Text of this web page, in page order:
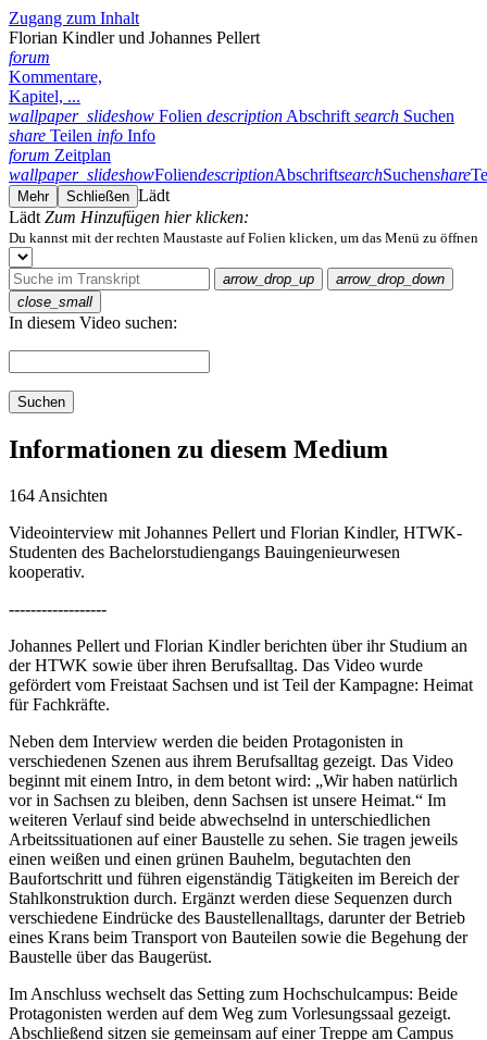
Zugang zum Inhalt
Florian Kindler und Johannes Pellert
forum
Kommentare,
Kapitel, ...
wallpaper_slideshow Folien description Abschrift search Suchen
share Teilen info Info
forum Zeitplan
wallpaper_slideshowFoliendescriptionAbschriftsearchSuchenshare
Mehr Schließen Lädt
Lädt Zum Hinzufügen hier klicken:
Du kannst mit der rechten Maustaste auf Folien klicken, um das Menü zu öffnen
arrow_drop_up
arrow_drop_down
close_small
In diesem Video suchen:
Suchen
Informationen zu diesem Medium
164 Ansichten
Videointerview mit Johannes Pellert und Florian Kindler, HTWK-
Studenten des Bachelorstudiengangs Bauingenieurwesen
kooperativ.
------------------
Johannes Pellert und Florian Kindler berichten über ihr Studium an
der HTWK sowie über ihren Berufsalltag. Das Video wurde
gefördert vom Freistaat Sachsen und ist Teil der Kampagne: Heimat
für Fachkräfte.
Neben dem Interview werden die beiden Protagonisten in
verschiedenen Szenen aus ihrem Berufsalltag gezeigt. Das Video
beginnt mit einem Intro, in dem betont wird: „Wir haben natürlich
vor in Sachsen zu bleiben, denn Sachsen ist unsere Heimat.“ Im
weiteren Verlauf sind beide abwechselnd in unterschiedlichen
Arbeitssituationen auf einer Baustelle zu sehen. Sie tragen jeweils
einen weißen und einen grünen Bauhelm, begutachten den
Baufortschritt und führen eigenständig Tätigkeiten im Bereich der
Stahlkonstruktion durch. Ergänzt werden diese Sequenzen durch
verschiedene Eindrücke des Baustellenalltags, darunter der Betrieb
eines Krans beim Transport von Bauteilen sowie die Begehung der
Baustelle über das Baugerüst.
Im Anschluss wechselt das Setting zum Hochschulcampus: Beide
Protagonisten werden auf dem Weg zum Vorlesungssaal gezeigt.
Abschließend sitzen sie gemeinsam auf einer Treppe am Campus